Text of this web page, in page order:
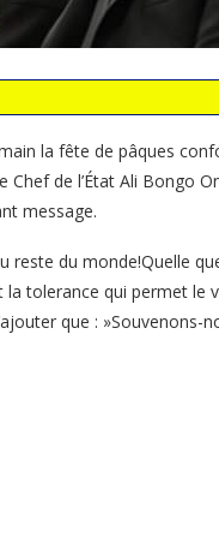
la fête de pâques
de l’État Ali Bongo
message.
reste du monde!Quelle
la tolerance qui permet le
que : »Souvenons-